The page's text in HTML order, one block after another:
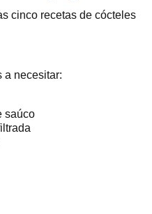
cinco recetas de cócteles
a necesitar:
saúco